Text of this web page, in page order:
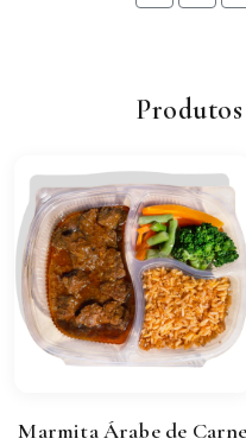
Marmita Árabe de Carne